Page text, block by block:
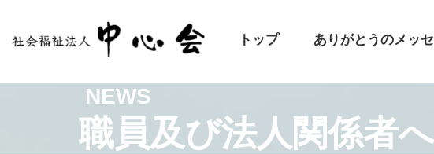
トップ ありがとうのメッ
NEWS
職員及び法人関係者へ